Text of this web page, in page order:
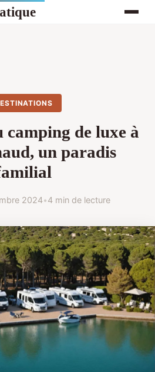
camping de luxe à
un paradis
2024•4 min de lecture